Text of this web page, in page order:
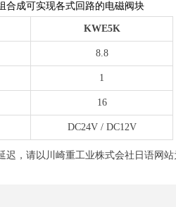
合成可实现各式回路的电磁阀块
KWE5K
8.8
1
16
DC24V / DC12V
迟，请以川崎重工业株式会社日语网站